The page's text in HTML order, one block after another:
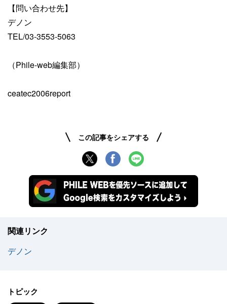
【問い合わせ先】
デノン
TEL/03-3553-5063
（Phile-web編集部）
ceatec2006report
この記事をシェアする
関連リンク
デノン
トピック